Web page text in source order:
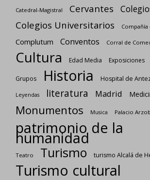
Catedral-Magistral Cervantes
Colegios Universitarios Compañía
Complutum Conventos Corral de
Cultura Edad Media Exposiciones
Grupos Historia Hospital de
Leyendas literatura Madrid
Monumentos Musica Palacio
patrimonio de la
humanidad
Teatro Turismo turismo Alcalá de
Turismo cultural